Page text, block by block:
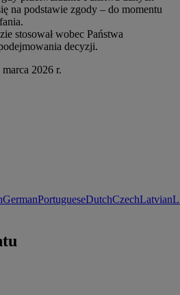
na podstawie zgody – do momentu
stosował wobec Państwa
decyzji.
2026 r.
GermanPortugueseDutchCzechLatvian